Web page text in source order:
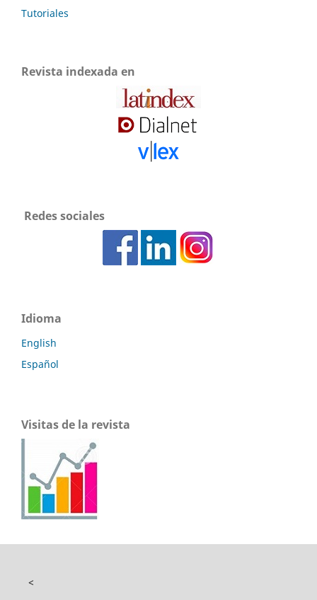
Tutoriales
Revista indexada en
Redes sociales
Idioma
English
Español
Visitas de la revista
<